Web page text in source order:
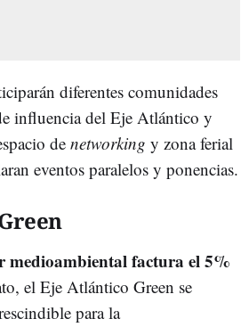
diferentes comunidades
influencia del Eje Atlántico y
de networking y zona ferial
eventos paralelos y ponencias.
medioambiental factura el 5%
el Eje Atlántico Green se
para la